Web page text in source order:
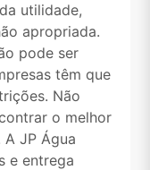
utilidade,
apropriada.
pode ser
têm que
Não
o melhor
A JP Água
e entrega